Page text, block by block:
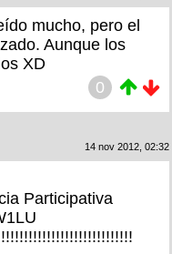
mucho, pero el
Aunque los
XD
0
14 nov 2012, 02:32
Participativa